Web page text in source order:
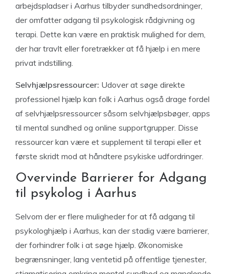
arbejdspladser i Aarhus tilbyder sundhedsordninger,
der omfatter adgang til psykologisk rådgivning og
terapi. Dette kan være en praktisk mulighed for dem,
der har travlt eller foretrækker at få hjælp i en mere
privat indstilling.
Selvhjælpsressourcer: Udover at søge direkte
professionel hjælp kan folk i Aarhus også drage fordel
af selvhjælpsressourcer såsom selvhjælpsbøger, apps
til mental sundhed og online supportgrupper. Disse
ressourcer kan være et supplement til terapi eller et
første skridt mod at håndtere psykiske udfordringer.
Overvinde Barrierer for Adgang
til psykolog i Aarhus
Selvom der er flere muligheder for at få adgang til
psykologhjælp i Aarhus, kan der stadig være barrierer,
der forhindrer folk i at søge hjælp. Økonomiske
begrænsninger, lang ventetid på offentlige tjenester,